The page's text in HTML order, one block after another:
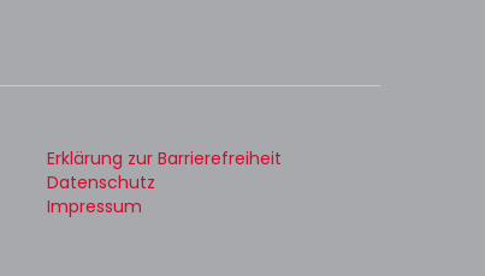
Erklärung zur Barrierefreiheit
Datenschutz
Impressum